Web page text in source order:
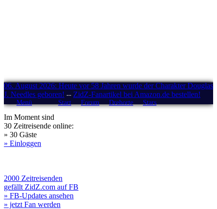
06. August 2026: Heute vor 58 Jahren wurde der Charakter Douglas
J. Needles geboren! -- ZidZ-Fanartikel bei Amazon.de bestellen!
Menü Start Forum Drehorte Stars
Im Moment sind
30 Zeitreisende online:
» 30 Gäste
» Einloggen
2000 Zeitreisenden
gefällt ZidZ.com auf FB
» FB-Updates ansehen
» jetzt Fan werden